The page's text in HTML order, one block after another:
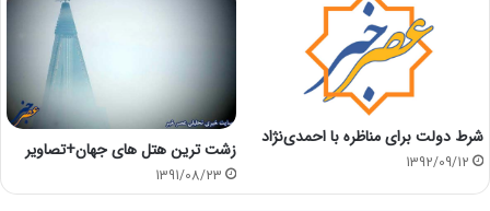
شرط دولت برای مناظره با احمدی‌نژاد
1392/09/12
زشت ترین هتل های جهان+تصاویر
1391/08/23